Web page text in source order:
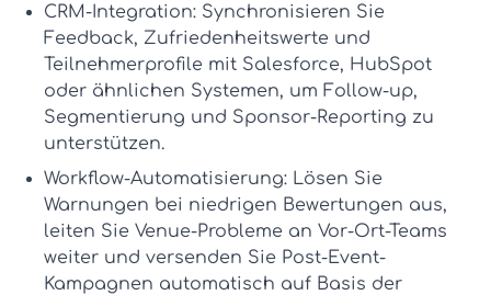
CRM-Integration: Synchronisieren Sie
Feedback, Zufriedenheitswerte und
Teilnehmerprofile mit Salesforce, HubSpot
oder ähnlichen Systemen, um Follow-up,
Segmentierung und Sponsor-Reporting zu
unterstützen.
Workflow-Automatisierung: Lösen Sie
Warnungen bei niedrigen Bewertungen aus,
leiten Sie Venue-Probleme an Vor-Ort-Teams
weiter und versenden Sie Post-Event-
Kampagnen automatisch auf Basis der